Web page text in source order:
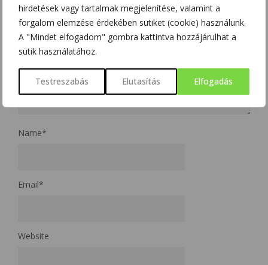
hirdetések vagy tartalmak megjelenítése, valamint a
forgalom elemzése érdekében sütiket (cookie) használunk.
A "Mindet elfogadom" gombra kattintva hozzájárulhat a
sütik használatához.
Testreszabás Elutasítás Elfogadás
Name*
Email*
Website